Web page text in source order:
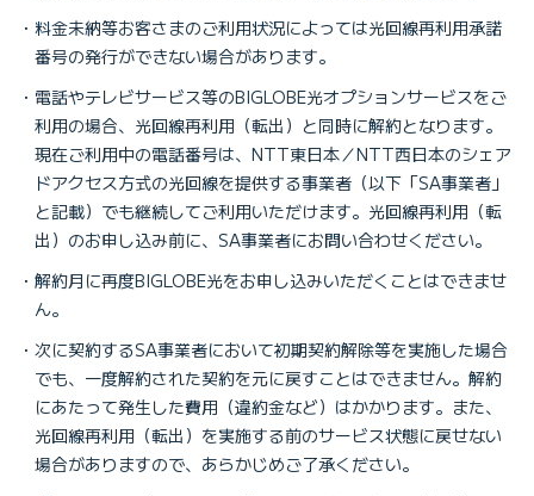
料金未納等お客さまのご利用状況によっては光回線再利用承諾
番号の発行ができない場合があります。
電話やテレビサービス等のBIGLOBE光オプションサービスをご
利用の場合、光回線再利用（転出）と同時に解約となります。
現在ご利用中の電話番号は、NTT東日本／NTT西日本のシェア
ドアクセス方式の光回線を提供する事業者（以下「SA事業者」
と記載）でも継続してご利用いただけます。光回線再利用（転
出）のお申し込み前に、SA事業者にお問い合わせください。
解約月に再度BIGLOBE光をお申し込みいただくことはできませ
ん。
次に契約するSA事業者において初期契約解除等を実施した場合
でも、一度解約された契約を元に戻すことはできません。解約
にあたって発生した費用（違約金など）はかかります。また、
光回線再利用（転出）を実施する前のサービス状態に戻せない
場合がありますので、あらかじめご了承ください。